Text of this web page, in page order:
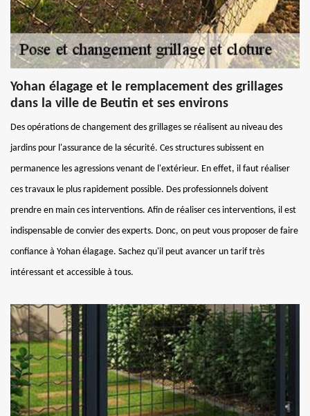
Yohan élagage et le remplacement des grillages
dans la ville de Beutin et ses environs
Des opérations de changement des grillages se réalisent au niveau des
jardins pour l'assurance de la sécurité. Ces structures subissent en
permanence les agressions venant de l'extérieur. En effet, il faut réaliser
ces travaux le plus rapidement possible. Des professionnels doivent
prendre en main ces interventions. Afin de réaliser ces interventions, il est
indispensable de convier des experts. Donc, on peut vous proposer de faire
confiance à Yohan élagage. Sachez qu'il peut avancer un tarif très
intéressant et accessible à tous.